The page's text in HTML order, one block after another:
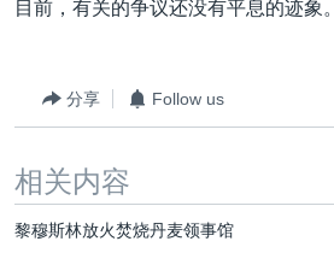
目前，有关的争议还没有平息的迹象。
分享 Follow us
相关内容
黎穆斯林放火焚烧丹麦领事馆